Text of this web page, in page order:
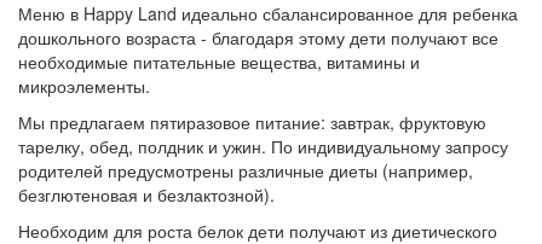
Меню в Happy Land идеально сбалансированное для ребенка
дошкольного возраста - благодаря этому дети получают все
необходимые питательные вещества, витамины и
микроэлементы.
Мы предлагаем пятиразовое питание: завтрак, фруктовую
тарелку, обед, полдник и ужин. По индивидуальному запросу
родителей предусмотрены различные диеты (например,
безглютеновая и безлактозной).
Необходим для роста белок дети получают из диетического